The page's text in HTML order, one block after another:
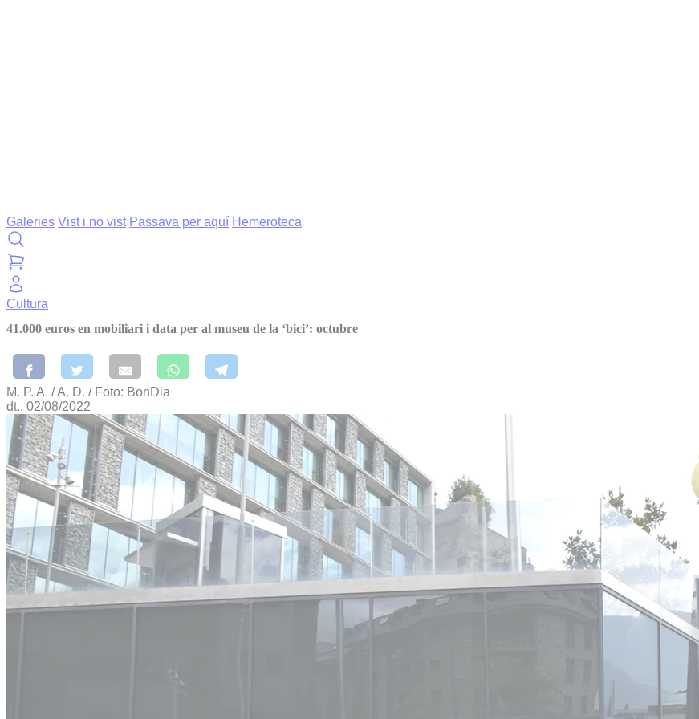
Galeries Vist i no vist Passava per aquí Hemeroteca
Cultura
41.000 euros en mobiliari i data per al museu de la ‘bici’: octubre
M. P. A. / A. D. / Foto: BonDia
dt., 02/08/2022